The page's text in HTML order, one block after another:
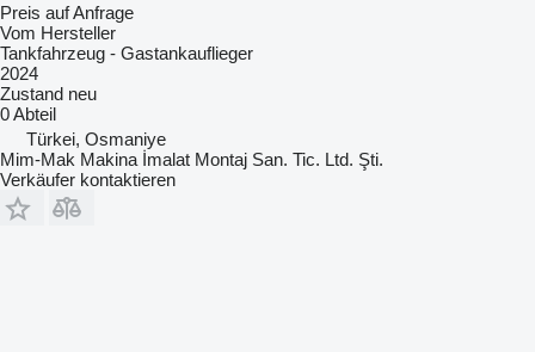
Preis auf Anfrage
Vom Hersteller
Tankfahrzeug - Gastankauflieger
2024
Zustand neu
0 Abteil
Türkei, Osmaniye
Mim-Mak Makina İmalat Montaj San. Tic. Ltd. Şti.
Verkäufer kontaktieren